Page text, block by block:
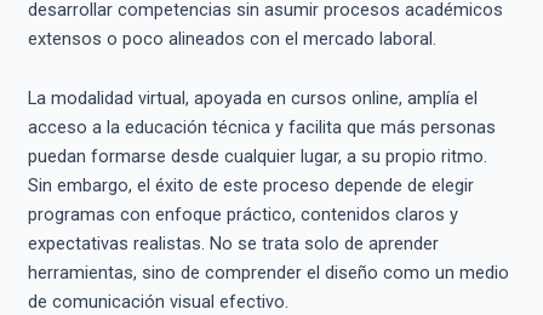
desarrollar competencias sin asumir procesos académicos
extensos o poco alineados con el mercado laboral.
La modalidad virtual, apoyada en cursos online, amplía el
acceso a la educación técnica y facilita que más personas
puedan formarse desde cualquier lugar, a su propio ritmo.
Sin embargo, el éxito de este proceso depende de elegir
programas con enfoque práctico, contenidos claros y
expectativas realistas. No se trata solo de aprender
herramientas, sino de comprender el diseño como un medio
de comunicación visual efectivo.